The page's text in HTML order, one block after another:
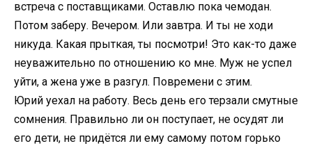
встреча с поставщиками. Оставлю пока чемодан.
Потом заберу. Вечером. Или завтра. И ты не ходи
никуда. Какая прыткая, ты посмотри! Это как-то даже
неуважительно по отношению ко мне. Муж не успел
уйти, а жена уже в разгул. Повремени с этим.
Юрий уехал на работу. Весь день его терзали смутные
сомнения. Правильно ли он поступает, не осудят ли
его дети, не придётся ли ему самому потом горько